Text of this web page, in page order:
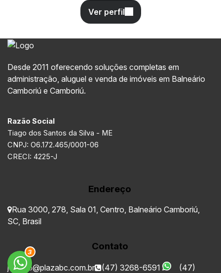
3
Desde 2011 oferecendo soluções completas em
administração, aluguel e venda de imóveis em Balneário
Camboriú e Camboriú.
Razão Social
Tiago dos Santos da Silva - ME
CNPJ: O6.172.465/0001-06
CRECI: 4225-J
Endereço
Rua 3000 278 Sala 01 Centro Balneário Camboriú
SC Brasil
Contato
juridico@plazabc.com.br (47) 3268-6591 (47)